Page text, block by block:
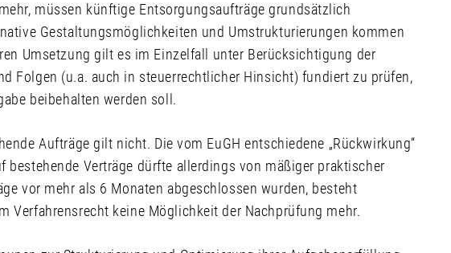
müssen künftige Entsorgungsaufträge grundsätzlich
Gestaltungsmöglichkeiten und Umstrukturierungen kommen
Umsetzung gilt es im Einzelfall unter Berücksichtigung der
Folgen (u.a. auch in steuerrechtlicher Hinsicht) fundiert zu prüfen,
beibehalten werden soll.
Aufträge gilt nicht. Die vom EuGH entschiedene „Rückwirkung“
bestehende Verträge dürfte allerdings von mäßiger praktischer
vor mehr als 6 Monaten abgeschlossen wurden, besteht
Verfahrensrecht keine Möglichkeit der Nachprüfung mehr.